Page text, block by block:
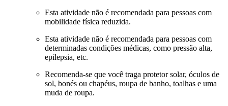
Esta atividade não é recomendada para pessoas com
mobilidade física reduzida.
Esta atividade não é recomendada para pessoas com
determinadas condições médicas, como pressão alta,
epilepsia, etc.
Recomenda-se que você traga protetor solar, óculos de
sol, bonés ou chapéus, roupa de banho, toalhas e uma
muda de roupa.